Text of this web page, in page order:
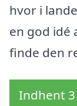
hvor i
en god idé
finde den
Indhent